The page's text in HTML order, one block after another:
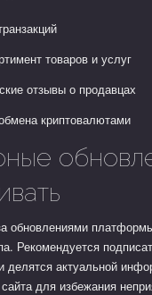
товаров и услуг
отзывы о продавцах
криптовалютами
обновлениями
Рекомендуется
делятся актуальной
для избежания